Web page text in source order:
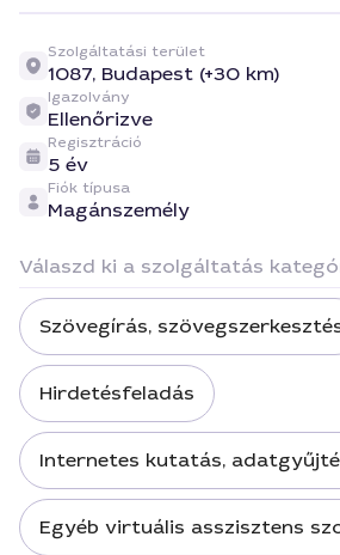
Szolgáltatási terület
1087, Budapest (+30 km)
Igazolvány
Ellenőrizve
Regisztráció
5 év
Fiók típusa
Magánszemély
Válaszd ki a szolgáltatás
Szövegírás,
Hirdetésfeladás
Internetes kutatás,
Egyéb virtuális asszisztens